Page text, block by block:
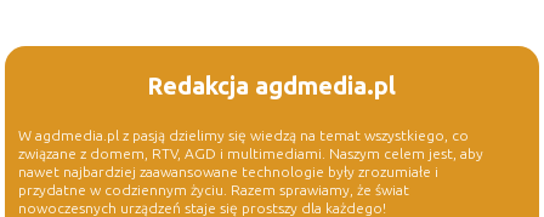
Redakcja agdmedia.pl
W agdmedia.pl z pasją dzielimy się wiedzą na temat wszystkiego, co
związane z domem, RTV, AGD i multimediami. Naszym celem jest, aby
nawet najbardziej zaawansowane technologie były zrozumiałe i
przydatne w codziennym życiu. Razem sprawiamy, że świat
nowoczesnych urządzeń staje się prostszy dla każdego!